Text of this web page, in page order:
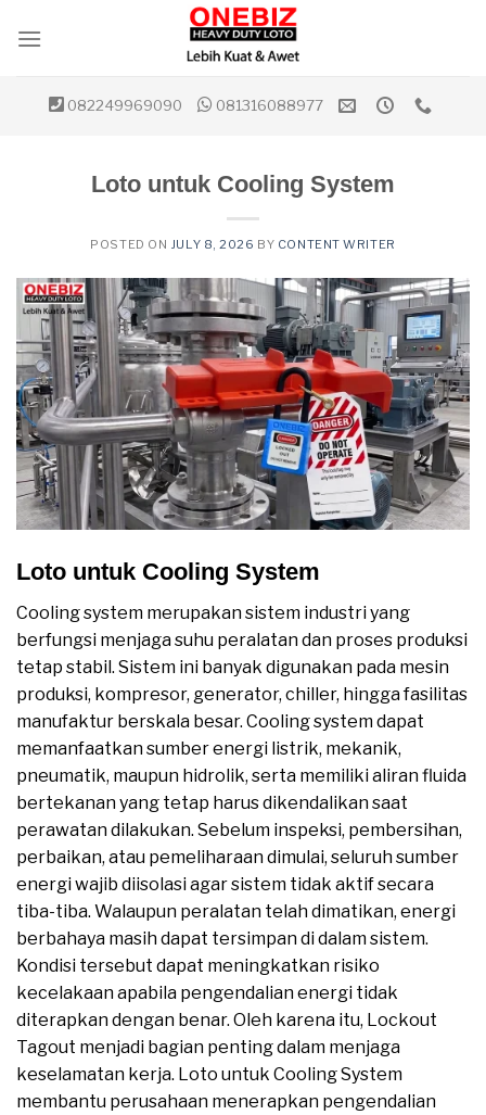
082249969090 081316088977
Loto untuk Cooling System
POSTED ON JULY 8, 2026 BY CONTENT WRITER
Loto untuk Cooling System
Cooling system merupakan sistem industri yang
berfungsi menjaga suhu peralatan dan proses produksi
tetap stabil. Sistem ini banyak digunakan pada mesin
produksi, kompresor, generator, chiller, hingga fasilitas
manufaktur berskala besar. Cooling system dapat
memanfaatkan sumber energi listrik, mekanik,
pneumatik, maupun hidrolik, serta memiliki aliran fluida
bertekanan yang tetap harus dikendalikan saat
perawatan dilakukan. Sebelum inspeksi, pembersihan,
perbaikan, atau pemeliharaan dimulai, seluruh sumber
energi wajib diisolasi agar sistem tidak aktif secara
tiba-tiba. Walaupun peralatan telah dimatikan, energi
berbahaya masih dapat tersimpan di dalam sistem.
Kondisi tersebut dapat meningkatkan risiko
kecelakaan apabila pengendalian energi tidak
diterapkan dengan benar. Oleh karena itu, Lockout
Tagout menjadi bagian penting dalam menjaga
keselamatan kerja. Loto untuk Cooling System
membantu perusahaan menerapkan pengendalian